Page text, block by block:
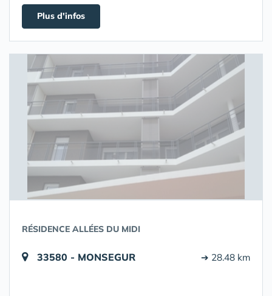
Plus d'infos
RÉSIDENCE ALLÉES DU MIDI
33580 - MONSEGUR ➔ 28.48 km